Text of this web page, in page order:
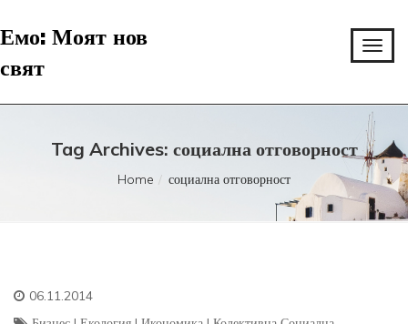
Емо: Моят нов
свят
Tag Archives: социална отговорност
Home социална отговорност
06.11.2014